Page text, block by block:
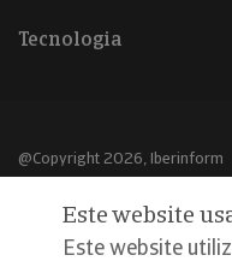
Tecnologia
@Copyright 2026, Iberinform
Aviso legal
Política de cookies
Este website
Este website